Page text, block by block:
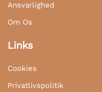
Ansvarlighed
Om Os
Links
Cookies
Privatlivspolitik